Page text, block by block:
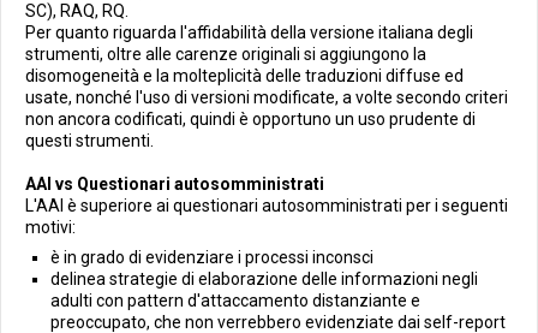
SC), RAQ, RQ.
Per quanto riguarda l'affidabilità della versione italiana degli
strumenti, oltre alle carenze originali si aggiungono la
disomogeneità e la molteplicità delle traduzioni diffuse ed
usate, nonché l'uso di versioni modificate, a volte secondo criteri
non ancora codificati, quindi è opportuno un uso prudente di
questi strumenti.
AAI vs Questionari autosomministrati
L'AAI è superiore ai questionari autosomministrati per i seguenti
motivi:
è in grado di evidenziare i processi inconsci
delinea strategie di elaborazione delle informazioni negli
adulti con pattern d'attaccamento distanziante e
preoccupato, che non verrebbero evidenziate dai self-report